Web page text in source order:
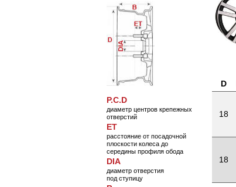
P.C.D
диаметр центров крепежных
отверстий
ET
расстояние от посадочной
плоскости колеса до
середины профиля обода
DIA
диаметр отверстия
под ступицу
D
18
18